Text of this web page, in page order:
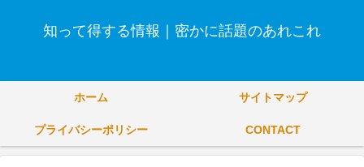
知って得する情報｜密かに話題のあれこれ
ホーム サイトマップ
プライバシーポリシー CONTACT